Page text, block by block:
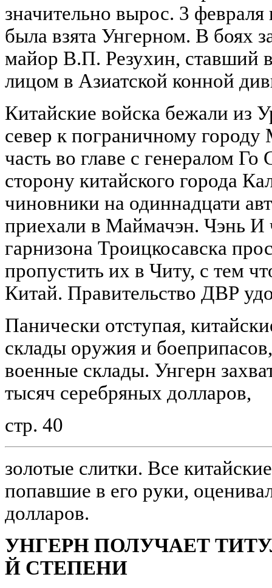
значительно вырос. 3
была взята Унгерном. В боях
майор В.П. Резухин, ставший
лицом в Азиатской конной
Китайские войска бежали из
север к пограничному
часть во главе с генералом
сторону китайского города
чиновники на одиннадцати
приехали в Маймачэн. Чэнь И
гарнизона Троицкосавска
пропустить их в Читу, с тем
Китай. Правительство ДВР
Панически отступая,
склады оружия и
военные склады. Унгерн
тысяч серебряных долларов,
стр. 40
золотые слитки. Все
попавшие в его руки,
долларов.
УНГЕРН ПОЛУЧАЕТ
Й СТЕПЕНИ